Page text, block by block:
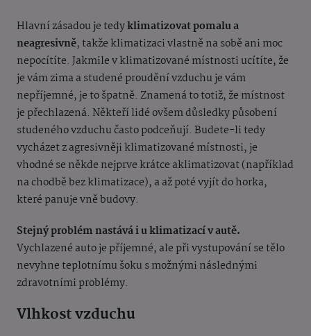
Hlavní zásadou je tedyklimatizovat pomalu a
neagresivně, takže klimatizaci vlastně na sobě ani moc
nepocítíte. Jakmile v klimatizované místnosti ucítíte, že
je vám zima a studené proudění vzduchu je vám
nepříjemné, je to špatně. Znamená to totiž, že místnost
je přechlazená. Někteří lidé ovšem důsledky působení
studeného vzduchu často podceňují. Budete-li tedy
vycházet z agresivněji klimatizované místnosti, je
vhodné se někde nejprve krátce aklimatizovat (například
na chodbě bez klimatizace), a až poté vyjít do horka,
které panuje vně budovy.
Stejný problém nastává i u klimatizací v autě.
Vychlazené auto je příjemné, ale při vystupování se tělo
nevyhne teplotnímu šoku s možnými následnými
zdravotními problémy.
Vlhkost vzduchu